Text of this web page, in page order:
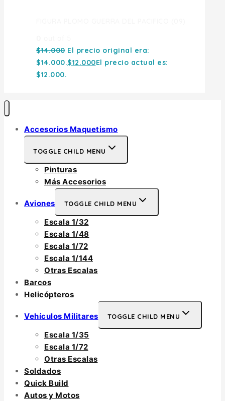
$14.000 El precio original era:
$14.000.$12.000El precio actual es:
$12.000.
Accesorios Maquetismo
TOGGLE CHILD MENU
Pinturas
Más Accesorios
Aviones TOGGLE CHILD MENU
Escala 1/32
Escala 1/48
Escala 1/72
Escala 1/144
Otras Escalas
Barcos
Helicópteros
Vehículos Militares TOGGLE CHILD MENU
Escala 1/35
Escala 1/72
Otras Escalas
Soldados
Quick Build
Autos y Motos